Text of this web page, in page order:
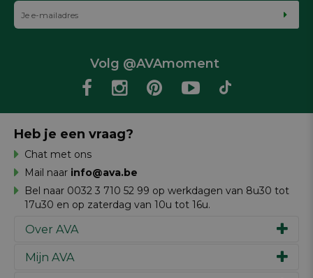
Volg @AVAmoment
Over AVA
Ons verhaal
Mijn AVA
Heb je een vraag?
Chat met ons
Mail naar info@ava.be
Bel naar 0032 3 710 52 99 op werkdagen van 8u30 tot
17u30 en op zaterdag van 10u tot 16u.